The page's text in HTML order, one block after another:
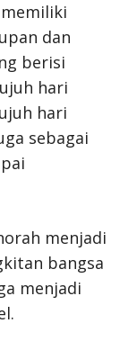
dan
berisi
hari
hari
sebagai
menjadi
bangsa
menjadi